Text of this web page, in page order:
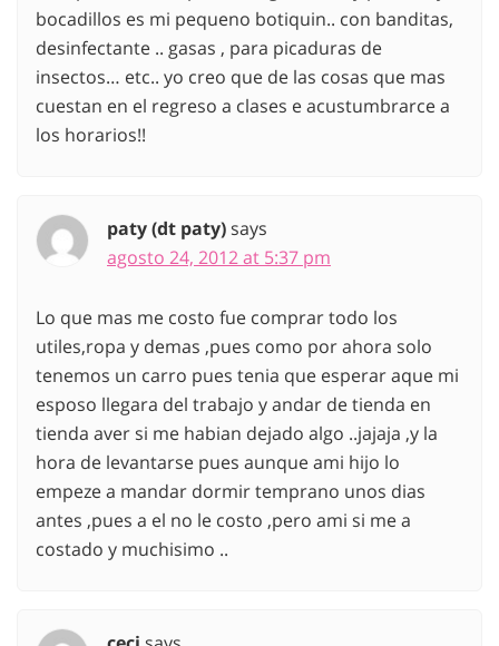
bocadillos es mi pequeno botiquin.. con banditas,
desinfectante .. gasas , para picaduras de
insectos… etc.. yo creo que de las cosas que mas
cuestan en el regreso a clases e acustumbrarce a
los horarios!!
paty (dt paty)says
agosto 24, 2012 at 5:37 pm
Lo que mas me costo fue comprar todo los
utiles,ropa y demas ,pues como por ahora solo
tenemos un carro pues tenia que esperar aque mi
esposo llegara del trabajo y andar de tienda en
tienda aver si me habian dejado algo ..jajaja ,y la
hora de levantarse pues aunque ami hijo lo
empeze a mandar dormir temprano unos dias
antes ,pues a el no le costo ,pero ami si me a
costado y muchisimo ..